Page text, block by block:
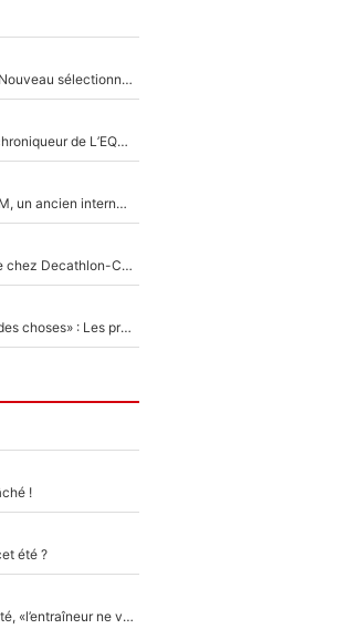
«Plus grand, je ferai chauffeur-livreur» : Nouveau sélectionneur des Bleus, Zinédine Zidane s’était imaginé un avenir très différent lorsqu'il était enfant
Johan Micoud en conflit avec un autre chroniqueur de L’EQUIPE du Soir : «Pendant un moment, je ne les ai pas remis ensemble dans l'émission»
Proche de rejoindre Bruno Genesio à l'OM, un ancien international français va finalement débarquer... sur RMC !
Une signature très importante se prépare chez Decathlon-CMA CGM pour aider Paul Seixas à gagner le Tour de France 2027
«Il y a probablement besoin de changer des choses» : Les premiers changements de Zinedine Zidane en équipe de France sont révélés ?
!
été ?
Mercato - OM : Un grand nom a été éjecté, «l’entraîneur ne voulait pas me conserver»